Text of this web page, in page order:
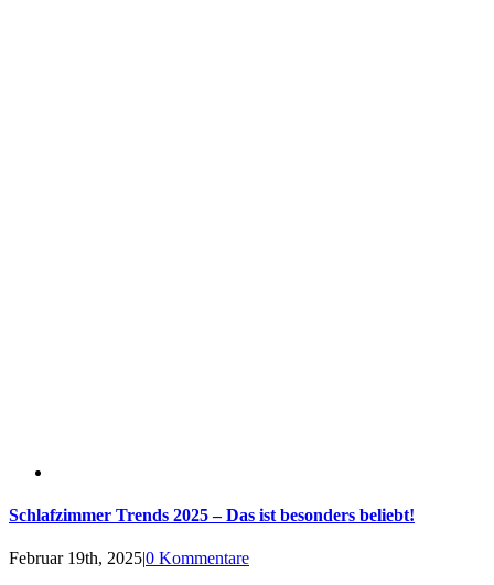
Schlafzimmer Trends 2025 – Das ist besonders beliebt!
Februar 19th, 2025|0 Kommentare